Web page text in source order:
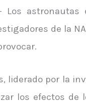
Los
de la
liderado por la
los efectos